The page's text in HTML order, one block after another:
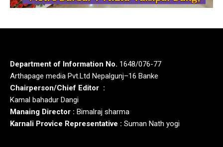
Department of Information No. 1648/076-77
Arthapage media Pvt.Ltd Nepalgunj–16 Banke
Chairperson/Chief Editor :
Kamal bahadur Dangi
Manaing Director : Bimalraj sharma
Karnali Provice Representative : Suman Nath yogi